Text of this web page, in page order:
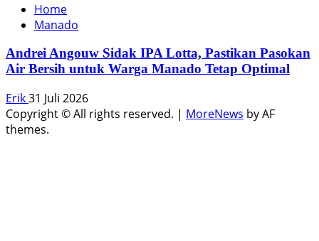
Home
Manado
Andrei Angouw Sidak IPA Lotta, Pastikan Pasokan
Air Bersih untuk Warga Manado Tetap Optimal
Erik31 Juli 2026
Copyright © All rights reserved. | MoreNews by AF
themes.